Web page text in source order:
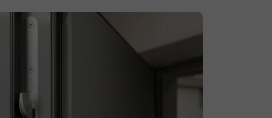
– funkcionalno, sigurno, svestrano.